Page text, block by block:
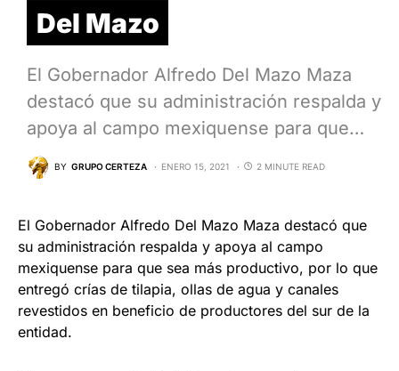
Del Mazo
El Gobernador Alfredo Del Mazo Maza
destacó que su administración respalda y
apoya al campo mexiquense para que…
BY GRUPO CERTEZA ENERO 15, 2021 2 MINUTE READ
El Gobernador Alfredo Del Mazo Maza destacó que
su administración respalda y apoya al campo
mexiquense para que sea más productivo, por lo que
entregó crías de tilapia, ollas de agua y canales
revestidos en beneficio de productores del sur de la
entidad.